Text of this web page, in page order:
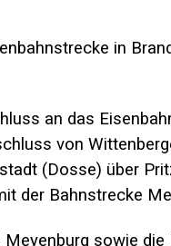
in
an das
von
(Dosse) über
der Bahnstrecke
Meyenburg sowie die